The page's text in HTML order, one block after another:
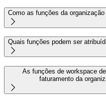
Como as funções da

Quais funções podem ser

As funções de workspace
faturamento da
